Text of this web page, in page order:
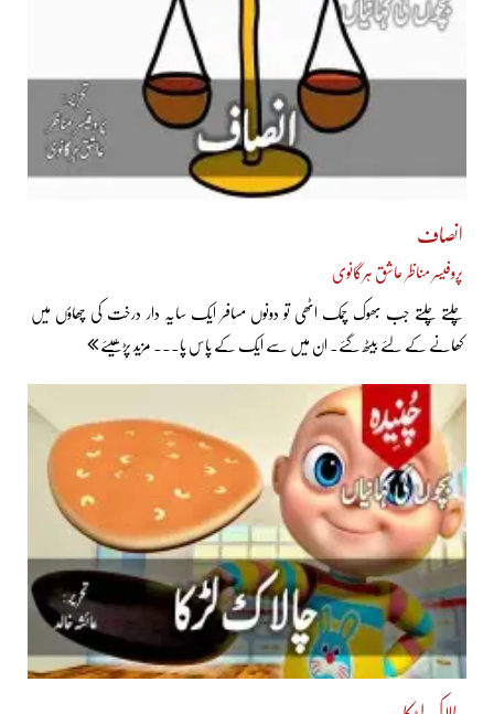
انصاف
پروفیسر مناظر عاشق ہرگانوی
چلتے چلتے جب بھوک چمک اٹھی تو دونوں مسافر ایک سایہ دار درخت کی چھاؤں میں
کھانے کے لئے بیٹھ گئے۔ ان میں سے ایک کے پاس پا... مزید پڑھیئے